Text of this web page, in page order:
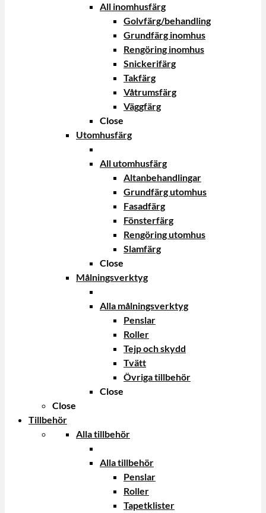
All inomhusfärg
Golvfärg/behandling
Grundfärg inomhus
Rengöring inomhus
Snickerifärg
Takfärg
Våtrumsfärg
Väggfärg
Close
Utomhusfärg
All utomhusfärg
Altanbehandlingar
Grundfärg utomhus
Fasadfärg
Fönsterfärg
Rengöring utomhus
Slamfärg
Close
Målningsverktyg
Alla målningsverktyg
Penslar
Roller
Tejp och skydd
Tvätt
Övriga tillbehör
Close
Close
Tillbehör
Alla tillbehör
Alla tillbehör
Penslar
Roller
Tapetklister